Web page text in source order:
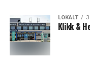
LOKALT
Klikk &